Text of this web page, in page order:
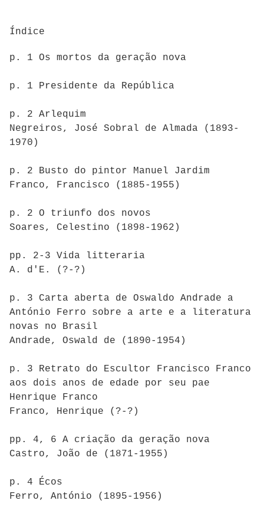
Índice
p. 1 Os mortos da geração nova
p. 1 Presidente da República
p. 2 Arlequim
Negreiros, José Sobral de Almada (1893-
1970)
p. 2 Busto do pintor Manuel Jardim
Franco, Francisco (1885-1955)
p. 2 O triunfo dos novos
Soares, Celestino (1898-1962)
pp. 2-3 Vida litteraria
A. d'E. (?-?)
p. 3 Carta aberta de Oswaldo Andrade a
António Ferro sobre a arte e a literatura
novas no Brasil
Andrade, Oswald de (1890-1954)
p. 3 Retrato do Escultor Francisco Franco
aos dois anos de edade por seu pae
Henrique Franco
Franco, Henrique (?-?)
pp. 4, 6 A criação da geração nova
Castro, João de (1871-1955)
p. 4 Écos
Ferro, António (1895-1956)